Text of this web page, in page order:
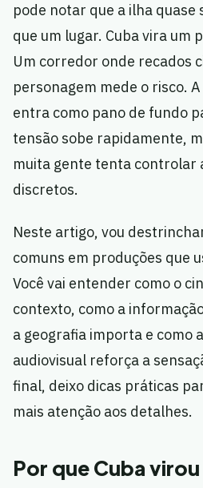
pode notar que a ilha quase
que um lugar. Cuba vira um
Um corredor onde recados
personagem mede o risco.
entra como pano de fundo
tensão sobe rapidamente,
muita gente tenta controlar
discretos.
Neste artigo, vou
comuns em produções que
Você vai entender como o
contexto, como a
a geografia importa e como
audiovisual reforça a
final, deixo dicas práticas
mais atenção aos detalhes.
Por que Cuba